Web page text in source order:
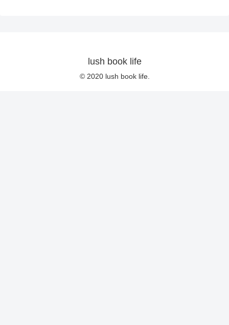
lush book life
© 2020 lush book life.